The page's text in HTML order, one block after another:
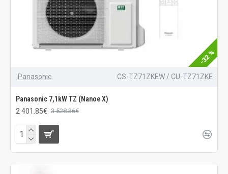
-32 %
Panasonic CS-TZ71ZKEW / CU-TZ71ZKE
Panasonic 7,1kW TZ (Nanoe X)
2 401.85€ 3 528.36€